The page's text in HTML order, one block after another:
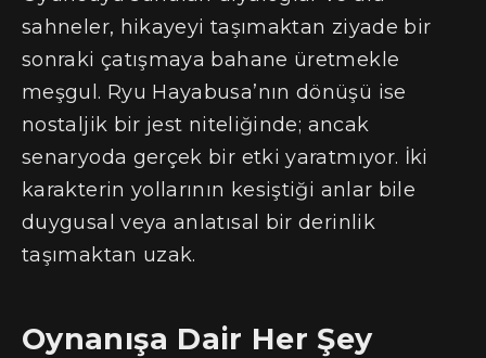
sahneler, hikayeyi taşımaktan ziyade bir
sonraki çatışmaya bahane üretmekle
meşgul. Ryu Hayabusa’nın dönüşü ise
nostaljik bir jest niteliğinde; ancak
senaryoda gerçek bir etki yaratmıyor. İki
karakterin yollarının kesiştiği anlar bile
duygusal veya anlatısal bir derinlik
taşımaktan uzak.
Oynanışa Dair Her Şey